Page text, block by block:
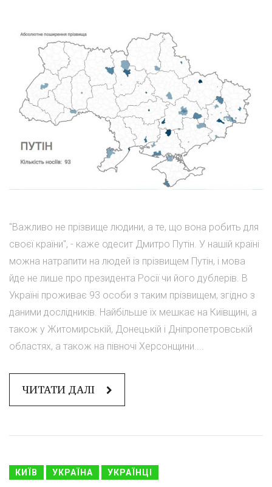
"Важливо не прізвище людини, а те, що вона робить для
своєї країни", - каже одесит Дмитро Путін. У нашій країні
можна натрапити на людей із прізвищем Путін, і мова
йде не лише про президента Росії чи його дублерів. В
Україні проживає 93 особи з таким прізвищем, згідно з
даними дослідників. Найбільше їх мешкає на Київщині, а
також у Житомирській, Донецькій і Дніпропетровській
областях, а також на півночі Херсонщини....
ЧИТАТИ ДАЛІ
КИЇВ УКРАЇНА УКРАЇНЦІ